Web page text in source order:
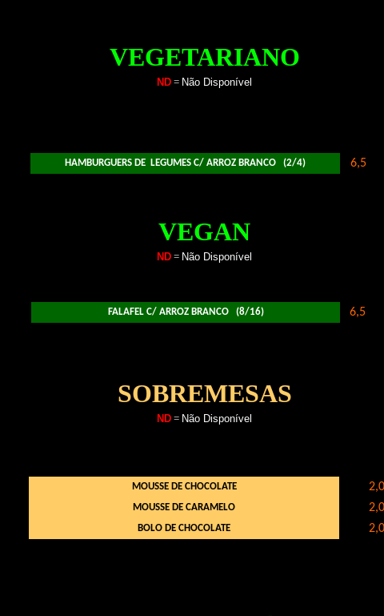
VEGETARIANO
ND = Não Disponível
HAMBURGUERS DE LEGUMES C/ ARROZ BRANCO (2/4) 6,5
VEGAN
ND = Não Disponível
FALAFEL C/ ARROZ BRANCO (8/16) 6,5
SOBREMESAS
ND = Não Disponível
MOUSSE DE CHOCOLATE 2,0
MOUSSE DE CARAMELO 2,0
BOLO DE CHOCOLATE 2,0